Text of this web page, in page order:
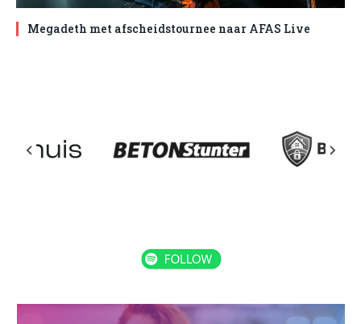
Megadeth met afscheidstournee naar AFAS Live